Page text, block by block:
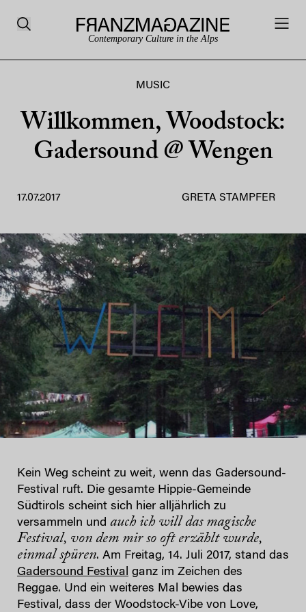
Contemporary Culture in the Alps
MUSIC
Willkommen, Woodstock:
Gadersound @ Wengen
17.07.2017 GRETA STAMPFER
Kein Weg scheint zu weit, wenn das Gadersound-
Festival ruft. Die gesamte Hippie-Gemeinde
Südtirols scheint sich hier alljährlich zu
versammeln und auch ich will das magische
Festival, von dem mir so oft erzählt wurde,
einmal spüren. Am Freitag, 14. Juli 2017, stand das
Gadersound Festival ganz im Zeichen des
Reggae. Und ein weiteres Mal bewies das
Festival, dass der Woodstock-Vibe von Love,